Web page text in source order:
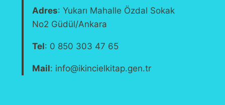
Adres: Yukarı Mahalle Özdal Sokak
No2 Güdül/Ankara
Tel: 0 850 303 47 65
Mail: info@ikincielkitap.gen.tr